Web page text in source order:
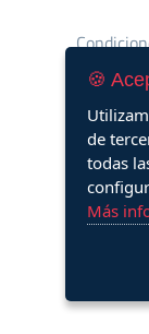
🍪
de
todas
Más